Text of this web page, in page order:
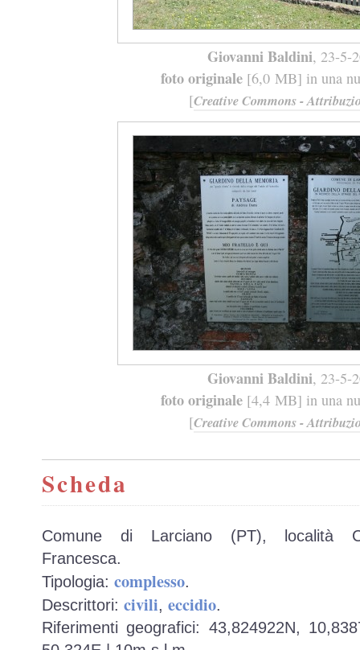
Giovanni Baldini, 23-5-
foto originale[6,0 MB] in una
[Creative Commons -
Giovanni Baldini, 23-5-
foto originale[4,4 MB] in una
[Creative Commons -
Scheda
Comune di Larciano (PT), località
Francesca.
Tipologia: complesso.
Descrittori: civili, eccidio.
Riferimenti geografici: 43,824922N,